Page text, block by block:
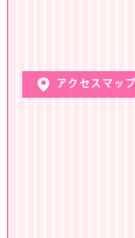
アクセスマップ